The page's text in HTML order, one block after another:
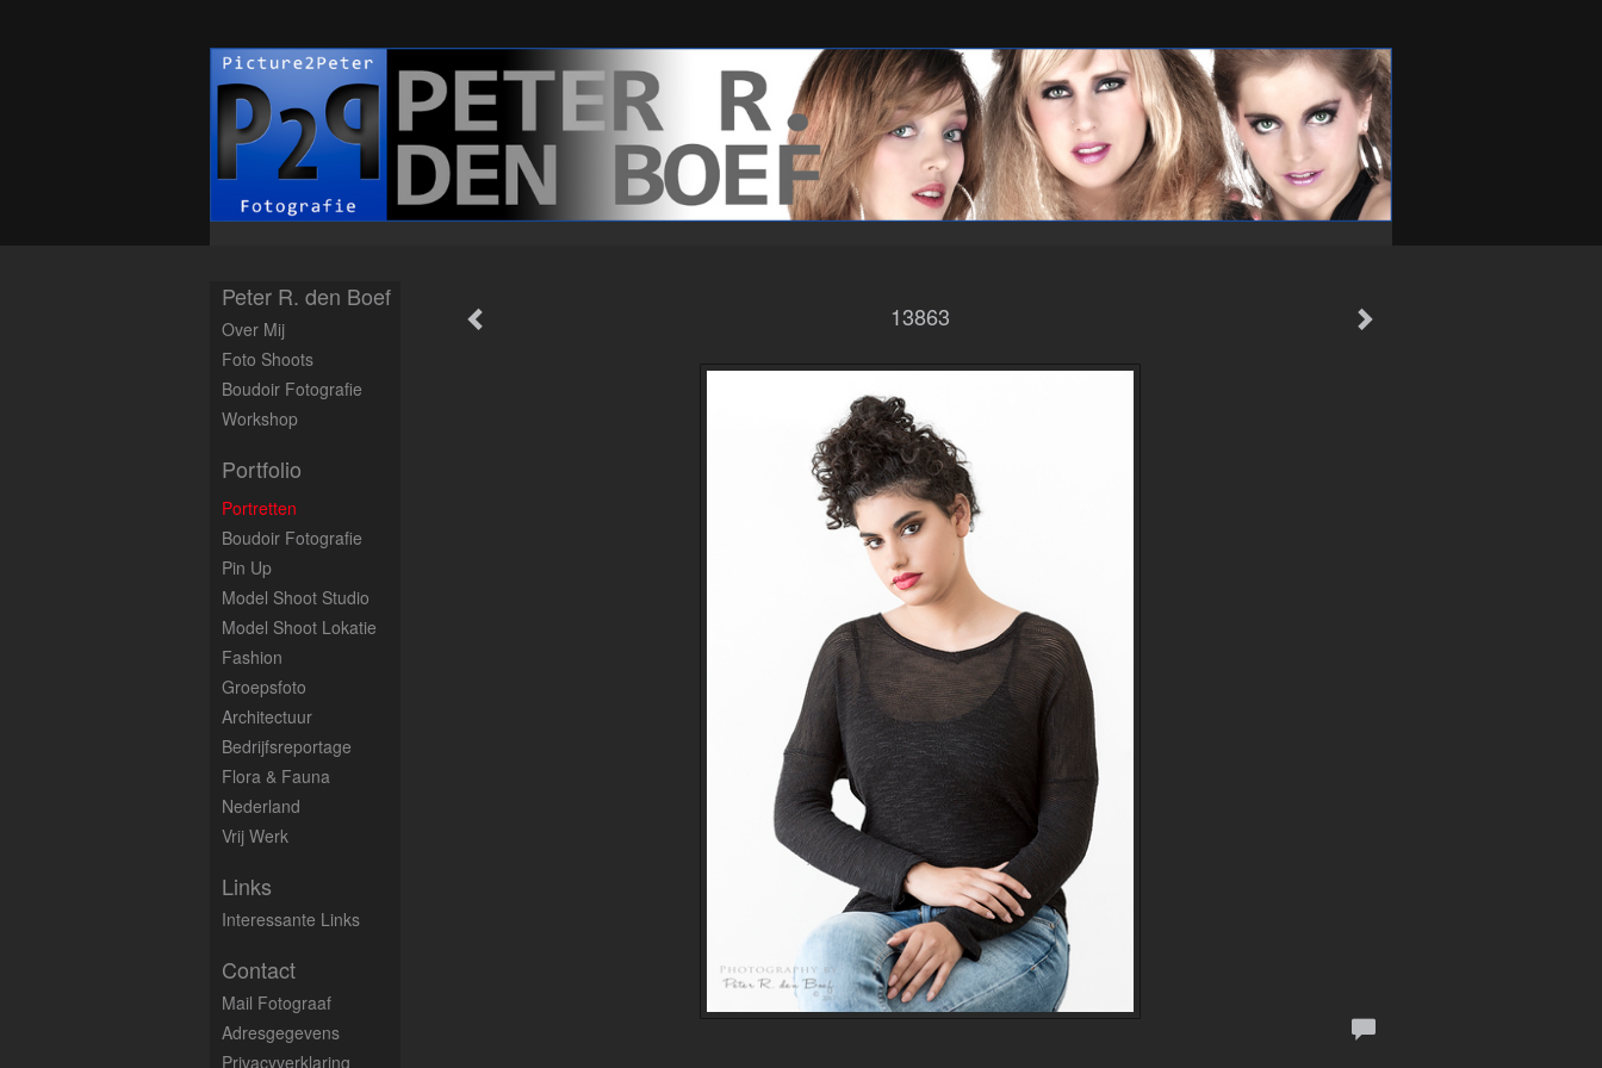
13863
Peter R. den Boef
Over Mij
Foto Shoots
Boudoir Fotografie
Workshop
Portfolio
Portretten
Boudoir Fotografie
Pin Up
Model Shoot Studio
Model Shoot Lokatie
Fashion
Groepsfoto
Architectuur
Bedrijfsreportage
Flora & Fauna
Nederland
Vrij Werk
Links
Interessante Links
Contact
Mail Fotograaf
Adresgegevens
Privacyverklaring